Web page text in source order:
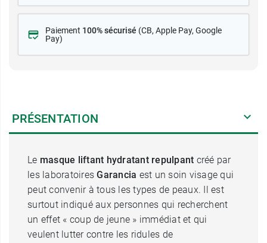
Paiement 100% sécurisé (CB, Apple Pay, Google
Pay)
PRÉSENTATION
Le masque liftant hydratant repulpant créé par
les laboratoiresGarancia est un soin visage qui
peut convenir à tous les types de peaux. Il est
surtout indiqué aux personnes qui recherchent
un effet « coup de jeune » immédiat et qui
veulent lutter contre les ridules de